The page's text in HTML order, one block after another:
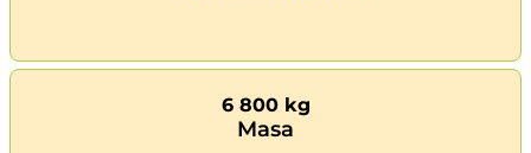
6 800 kg
Masa